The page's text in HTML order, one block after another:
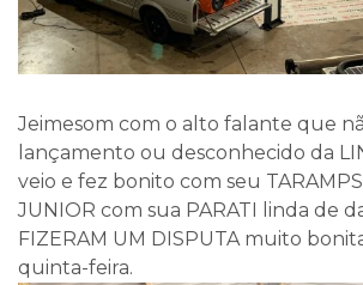
Jeimesom com o alto falante que
lançamento ou desconhecido da
veio e fez bonito com seu
JUNIOR com sua PARATI linda de
FIZERAM UM DISPUTA muito
quinta-feira.